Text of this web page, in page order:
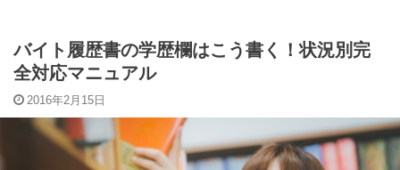
バイト履歴書の学歴欄はこう書く！状況別完
全対応マニュアル
2016年2月15日